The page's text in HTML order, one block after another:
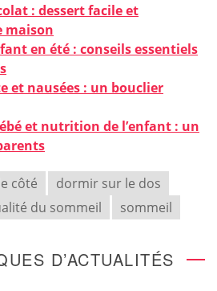
: dessert facile et
maison
en été : conseils essentiels
et nausées : un bouclier
et nutrition de l’enfant : un
côté
dormir sur le dos
du sommeil sommeil
D’ACTUALITÉS